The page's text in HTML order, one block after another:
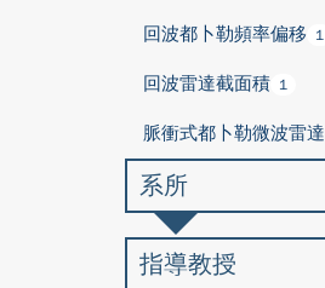
回波都卜勒頻率偏移 1
回波雷達截面積 1
脈衝式都卜勒微波雷達
系所
指導教授